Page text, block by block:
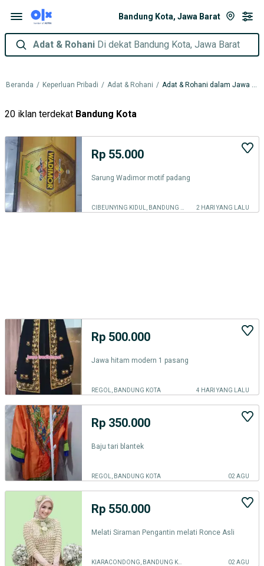
Bandung Kota, Jawa Barat
Adat & Rohani Di dekat Bandung Kota, Jawa Barat
Beranda / Keperluan Pribadi / Adat & Rohani / Adat & Rohani dalam Jawa Barat
20 iklan terdekat Bandung Kota
Rp 55.000
Sarung Wadimor motif padang
2 HARI YANG LALU
Rp 500.000
Jawa hitam modern 1 pasang
REGOL, BANDUNG KOTA 4 HARI YANG LALU
Rp 350.000
Baju tari blantek
REGOL, BANDUNG KOTA 02 AGU
Rp 550.000
Melati Siraman Pengantin melati Ronce Asli
02 AGU